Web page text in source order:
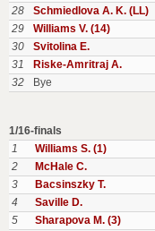
28
Schmiedlova A. K. (LL)
29
Williams V. (14)
30
Svitolina E.
31
Riske-Amritraj A.
32
Bye
1/16-finals
1
Williams S. (1)
2
McHale C.
3
Bacsinszky T.
4
Saville D.
5
Sharapova M. (3)